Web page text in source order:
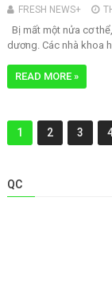
FRESH NEWS+
Bị mất một nửa cơ
dương. Các nhà khoa
READ MORE »
1 2 3
QC